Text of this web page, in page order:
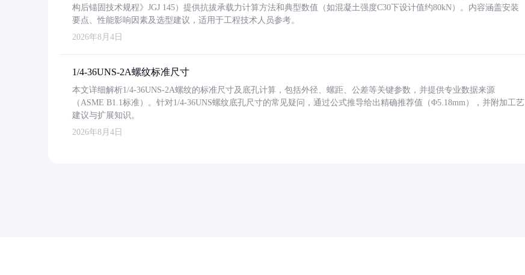
构后锚固技术规程》JGJ 145）提供抗拔承载力计算方法和典型数值（如混凝土强度C30下设计值约80kN）。内容涵盖安装
要点、性能影响因素及选型建议，适用于工程技术人员参考。
2026年8月4日
1/4-36UNS-2A螺纹标准尺寸
本文详细解析1/4-36UNS-2A螺纹的标准尺寸及底孔计算，包括外径、螺距、公差等关键参数，并提供专业数据来源
（ASME B1.1标准）。针对1/4-36UNS螺纹底孔尺寸的常见疑问，通过公式推导给出精确推荐值（Φ5.18mm），并附加工艺
建议与扩展知识。
2026年8月4日